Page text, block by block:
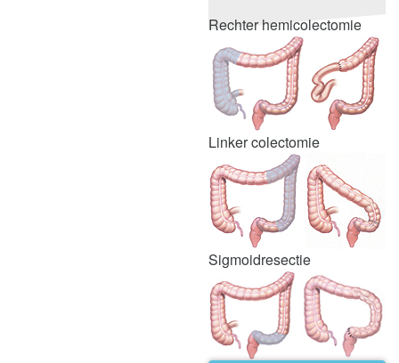
Rechter hemicolectomie
Linker colectomie
Sigmoidresectie